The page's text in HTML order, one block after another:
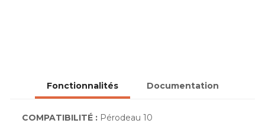
Fonctionnalités Documentation
COMPATIBILITÉ : Pérodeau 10